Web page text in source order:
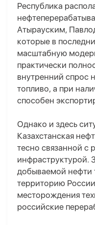
Республика
Атырауским,
которые в
масштабную
практически
внутренний спрос
топливо, а при
способен
Однако и здесь
Казахстанская
тесно связанной с
инфраструктурой.
добываемой нефти
территорию
месторождения
российские